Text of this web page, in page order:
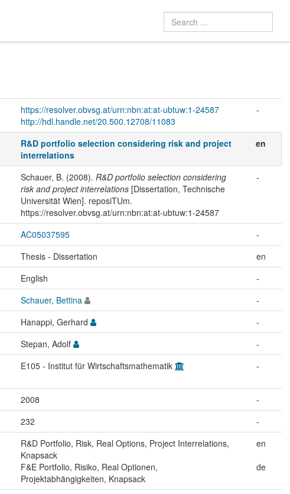
https://resolver.obvsg.at/urn:nbn:at:at-ubtuw:1-24587
http://hdl.handle.net/20.500.12708/11083
-
R&D portfolio selection considering risk and project
interrelations
en
Schauer, B. (2008). R&D portfolio selection considering
risk and project interrelations[Dissertation, Technische
Universität Wien]. reposiTUm.
https://resolver.obvsg.at/urn:nbn:at:at-ubtuw:1-24587
-
AC05037595
-
Thesis - Dissertation
en
English
-
Schauer, Bettina
-
Hanappi, Gerhard
-
Stepan, Adolf
-
E105 - Institut für Wirtschaftsmathematik -
2008
-
232
-
R&D Portfolio, Risk, Real Options, Project Interrelations,
Knapsack
en
F&E Portfolio, Risiko, Real Optionen,
Projektabhängigkeiten, Knapsack
de